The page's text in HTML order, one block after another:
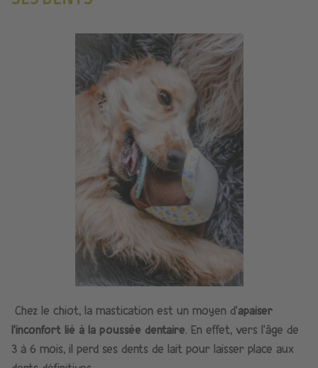
Chez le chiot, la mastication est un moyen d’apaiser
l’inconfort lié à la poussée dentaire. En effet, vers l’âge de
3 à 6 mois, il perd ses dents de lait pour laisser place aux